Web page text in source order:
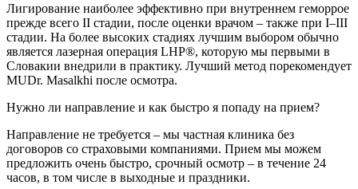
Лигирование наиболее эффективно при внутреннем геморрое
прежде всего II стадии, после оценки врачом – также при I–III
стадии. На более высоких стадиях лучшим выбором обычно
является лазерная операция LHP®, которую мы первыми в
Словакии внедрили в практику. Лучший метод порекомендует
MUDr. Masalkhi после осмотра.
Нужно ли направление и как быстро я попаду на прием?
Направление не требуется – мы частная клиника без
договоров со страховыми компаниями. Прием мы можем
предложить очень быстро, срочный осмотр – в течение 24
часов, в том числе в выходные и праздники.